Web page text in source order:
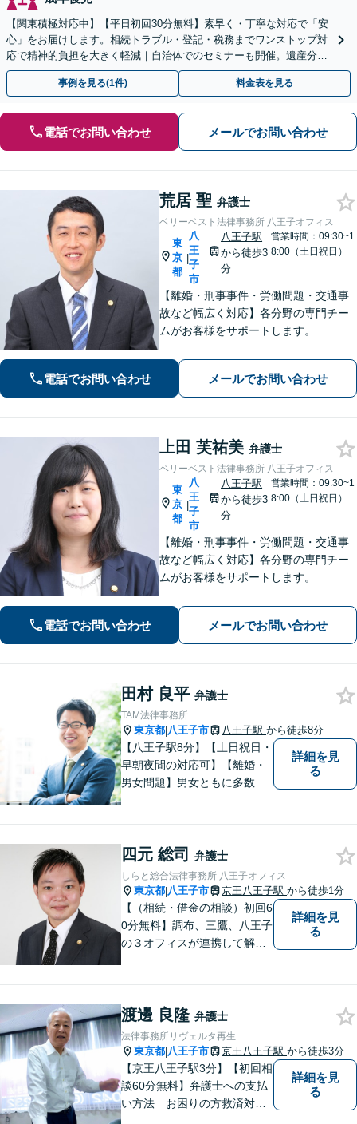
【関東積極対応中】【平日初回30分無料】素早く・丁寧な対応で「安
心」をお届けします。相続トラブル・登記・税務までワンストップ対
応で精神的負担を大きく軽減｜自治体でのセミナーも開催。遺産分
割・放棄などまずはお気軽にご相談ください【通知税理士】
事例を見る(1件) 料金表を見る
電話でお問い合わせ メールでお問い合わせ
荒居 聖 弁護士
ベリーベスト法律事務所 八王子オフィス
東
京
都
|
八
王
子
市
八王子駅
から徒歩3
分
営業時間：09:30~1
8:00（土日祝日）
【離婚・刑事事件・労働問題・交通事
故など幅広く対応】各分野の専門チー
ムがお客様をサポートします。
電話でお問い合わせ メールでお問い合わせ
上田 芙祐美 弁護士
ベリーベスト法律事務所 八王子オフィス
東
京
都
|
八
王
子
市
八王子駅
から徒歩3
分
営業時間：09:30~1
8:00（土日祝日）
【離婚・刑事事件・労働問題・交通事
故など幅広く対応】各分野の専門チー
ムがお客様をサポートします。
電話でお問い合わせ メールでお問い合わせ
田村 良平 弁護士
TAM法律事務所
東京都|八王子市 八王子駅 から徒歩8分
【八王子駅8分】【土日祝日・
早朝夜間の対応可】【離婚・
男女問題】男女ともに多数実
い。
詳細を見
る
四元 総司 弁護士
しらと総合法律事務所 八王子オフィス
東京都|八王子市 京王八王子駅 から徒歩1分
【（相続・借金の相談）初回6
0分無料】調布、三鷹、八王子
の３オフィスが連携して解決
法務／債権回収
詳細を見
る
渡邊 良隆 弁護士
法律事務所リヴェルタ再生
東京都|八王子市 京王八王子駅 から徒歩3分
【京王八王子駅3分】【初回相
談60分無料】弁護士への支払
い方法 お困りの方救済対応
詳細を見
る